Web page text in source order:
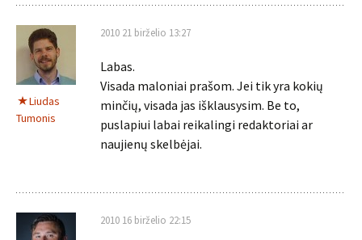
Liudas
Tumonis
2010 21 birželio 13:27
Labas.
Visada maloniai prašom. Jei tik yra kokių
minčių, visada jas išklausysim. Be to,
puslapiui labai reikalingi redaktoriai ar
naujienų skelbėjai.
2010 16 birželio 22:15